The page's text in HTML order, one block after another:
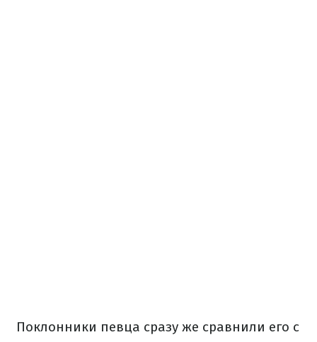
Поклонники певца сразу же сравнили его с